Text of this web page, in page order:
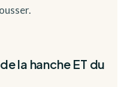
la hanche ET du